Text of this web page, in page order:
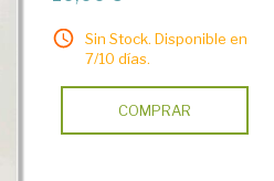
Sin Stock. Disponible en
7/10 días.
COMPRAR